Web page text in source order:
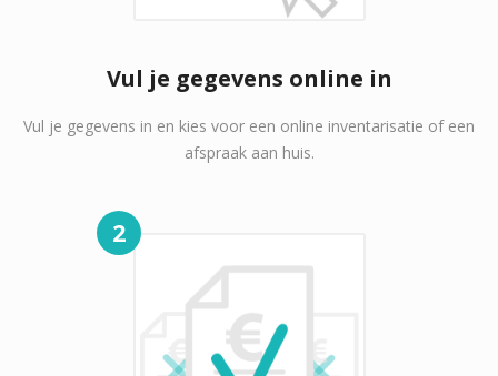
Vul je gegevens online in
Vul je gegevens in en kies voor een online inventarisatie of een
afspraak aan huis.
2